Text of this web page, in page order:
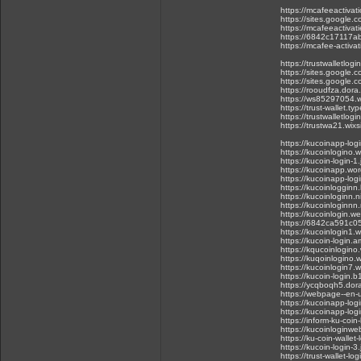
https://
https://
https://
https://
https://mcafee-
https://
https://
https://
https://
https://
https://trust-
https://
https://
https://kucoinapp-
https://
https://kucoin-login-
https://
https://kucoinapp-
https://
https://
https://
https://
https://
https://
https://kucoin-
https://
https://
https://
https://kucoin-
https://
https://webpage--en-
https://kucoinapp-
https://kucoinapp-
https://inform-ku-
https://
https://ku-coin-
https://kucoin-login-
https://trust-wallet-